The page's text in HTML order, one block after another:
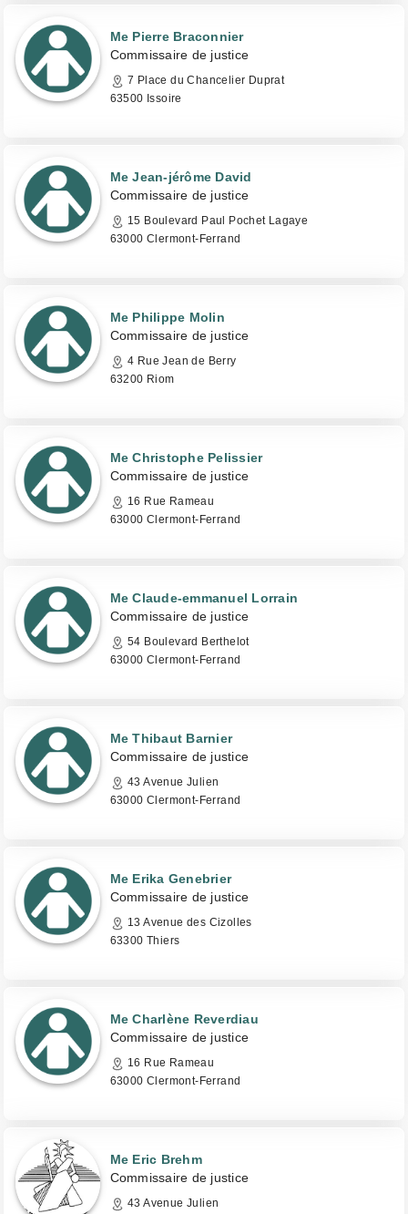
Me Pierre Braconnier
Commissaire de justice
7 Place du Chancelier Duprat
63500 Issoire
Me Jean-jérôme David
Commissaire de justice
15 Boulevard Paul Pochet Lagaye
63000 Clermont-Ferrand
Me Philippe Molin
Commissaire de justice
4 Rue Jean de Berry
63200 Riom
Me Christophe Pelissier
Commissaire de justice
16 Rue Rameau
63000 Clermont-Ferrand
Me Claude-emmanuel Lorrain
Commissaire de justice
54 Boulevard Berthelot
63000 Clermont-Ferrand
Me Thibaut Barnier
Commissaire de justice
43 Avenue Julien
63000 Clermont-Ferrand
Me Erika Genebrier
Commissaire de justice
13 Avenue des Cizolles
63300 Thiers
Me Charlène Reverdiau
Commissaire de justice
16 Rue Rameau
63000 Clermont-Ferrand
Me Eric Brehm
Commissaire de justice
43 Avenue Julien